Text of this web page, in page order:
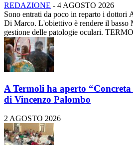
REDAZIONE - 4 AGOSTO 2026
Sono entrati da poco in reparto i dottori
Di Marco. L'obiettivo è rendere il basso
gestione delle patologie oculari.
A Termoli ha aperto
di Vincenzo Palombo
2 AGOSTO 2026